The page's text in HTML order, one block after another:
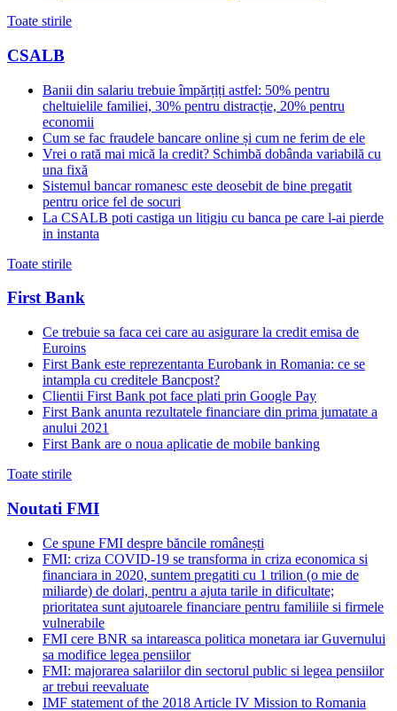
Toate stirile
CSALB
Banii din salariu trebuie împărțiți astfel: 50% pentru
cheltuielile familiei, 30% pentru distracție, 20% pentru
economii
Cum se fac fraudele bancare online și cum ne ferim de ele
Vrei o rată mai mică la credit? Schimbă dobânda variabilă cu
una fixă
Sistemul bancar romanesc este deosebit de bine pregatit
pentru orice fel de socuri
La CSALB poti castiga un litigiu cu banca pe care l-ai pierde
in instanta
Toate stirile
First Bank
Ce trebuie sa faca cei care au asigurare la credit emisa de
Euroins
First Bank este reprezentanta Eurobank in Romania: ce se
intampla cu creditele Bancpost?
Clientii First Bank pot face plati prin Google Pay
First Bank anunta rezultatele financiare din prima jumatate a
anului 2021
First Bank are o noua aplicatie de mobile banking
Toate stirile
Noutati FMI
Ce spune FMI despre băncile românești
FMI: criza COVID-19 se transforma in criza economica si
financiara in 2020, suntem pregatiti cu 1 trilion (o mie de
miliarde) de dolari, pentru a ajuta tarile in dificultate;
prioritatea sunt ajutoarele financiare pentru familiile si firmele
vulnerabile
FMI cere BNR sa intareasca politica monetara iar Guvernului
sa modifice legea pensiilor
FMI: majorarea salariilor din sectorul public si legea pensiilor
ar trebui reevaluate
IMF statement of the 2018 Article IV Mission to Romania